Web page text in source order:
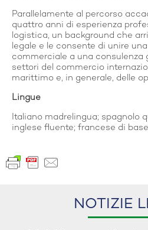
Parallelamente al percorso
quattro anni di esperienza
logistica, un background che
legale e le consente di unire
commerciale a una consulenza
settori del commercio
marittimo e, in generale, delle
Lingue
Italiano madrelingua; spagnolo
inglese fluente; francese di
NOTIZIE